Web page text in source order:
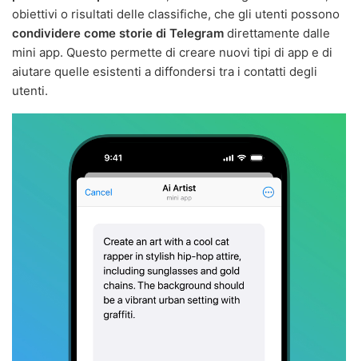
obiettivi o risultati delle classifiche, che gli utenti possono
condividere come storie di Telegram direttamente dalle
mini app. Questo permette di creare nuovi tipi di app e di
aiutare quelle esistenti a diffondersi tra i contatti degli
utenti.